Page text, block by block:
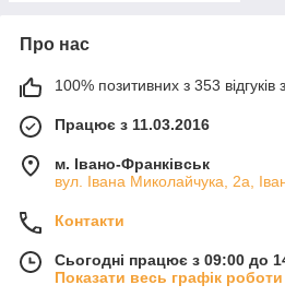
Про нас
100% позитивних з 353 відгуків
Працює з 11.03.2016
м. Івано-Франківськ
вул. Івана Миколайчука, 2а,
Контакти
Сьогодні працює з 09:00 до
Показати весь графік роботи